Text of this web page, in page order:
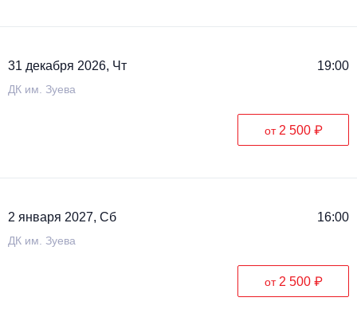
31 декабря 2026, Чт 19:00
ДК им. Зуева
от 2 500 ₽
2 января 2027, Сб 16:00
ДК им. Зуева
от 2 500 ₽